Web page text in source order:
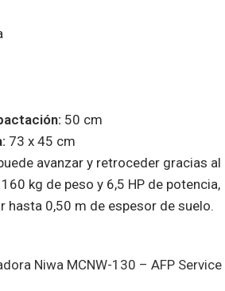
50 cm
73 x 45 cm
avanzar y retroceder gracias al
kg de peso y 6,5 HP de potencia,
hasta 0,50 m de espesor de suelo.
Niwa MCNW-130 – AFP Service